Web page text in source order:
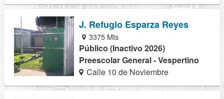
J. Refugio Esparza Reyes
3375 Mts
Público (Inactivo 2026)
Preescolar General - Vespertino
Calle 10 de Noviembre